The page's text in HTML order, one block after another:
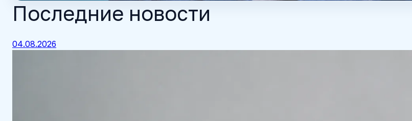
Последние новости
04.08.2026